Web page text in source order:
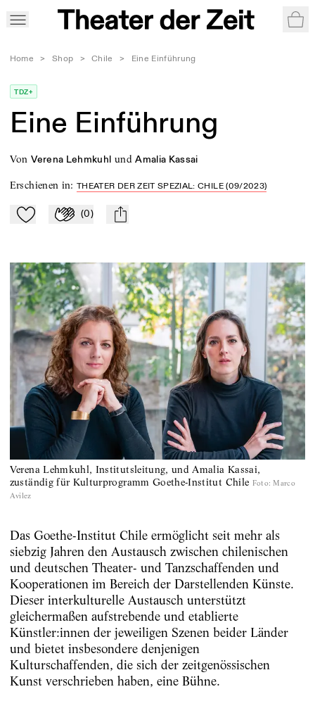
Home > Shop > Chile > Eine Einführung
TDZ+
Eine Einführung
von Verena Lehmkuhl und Amalia Kassai
Erschienen in:THEATER DER ZEIT SPEZIAL: CHILE (09/2023)
Zu Mein-TdZ hinzufügen
Applaudieren
(0) mail
Verena Lehmkuhl, Institutsleitung, und Amalia Kassai,
zuständig für Kulturprogramm Goethe-Institut Chile Foto: Marco
Avilez
Das Goethe-Institut Chile ermöglicht seit mehr als
siebzig Jahren den Austausch zwischen chilenischen
und deutschen Theater- und Tanzschaffenden und
Kooperationen im Bereich der Darstellenden Künste.
Dieser interkulturelle Austausch unterstützt
gleichermaßen aufstrebende und etablierte
Künstler:innen der jeweiligen Szenen beider Länder
und bietet insbesondere denjenigen
Kulturschaffenden, die sich der zeitgenössischen
Kunst verschrieben haben, eine Bühne.